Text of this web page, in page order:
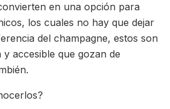
en una opción para
los cuales no hay que dejar
del champagne, estos son
accesible que gozan de